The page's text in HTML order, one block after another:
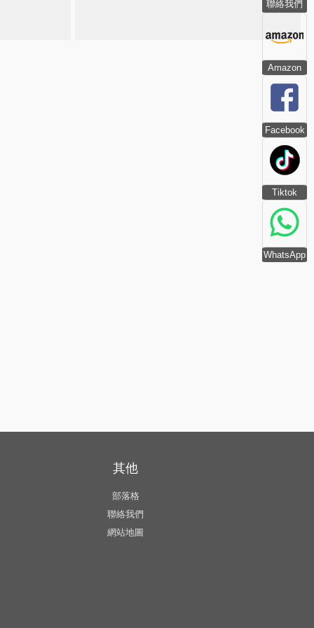
聯絡我們
Amazon
Facebook
Tiktok
WhatsApp
其他
部落格
聯絡我們
網站地圖